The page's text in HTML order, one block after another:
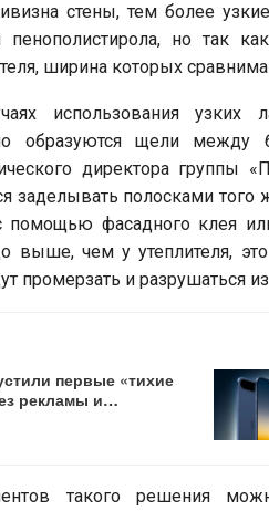
стены, тем более
но так
ширина которых
использования узких
образуются щели между
директора группы
заделывать полосками того
фасадного клея
выше, чем у утеплителя,
промерзать и разрушаться
первые «тихие
рекламы и…
такого решения